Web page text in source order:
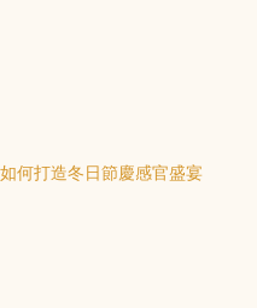
何打造冬日節慶感官盛宴